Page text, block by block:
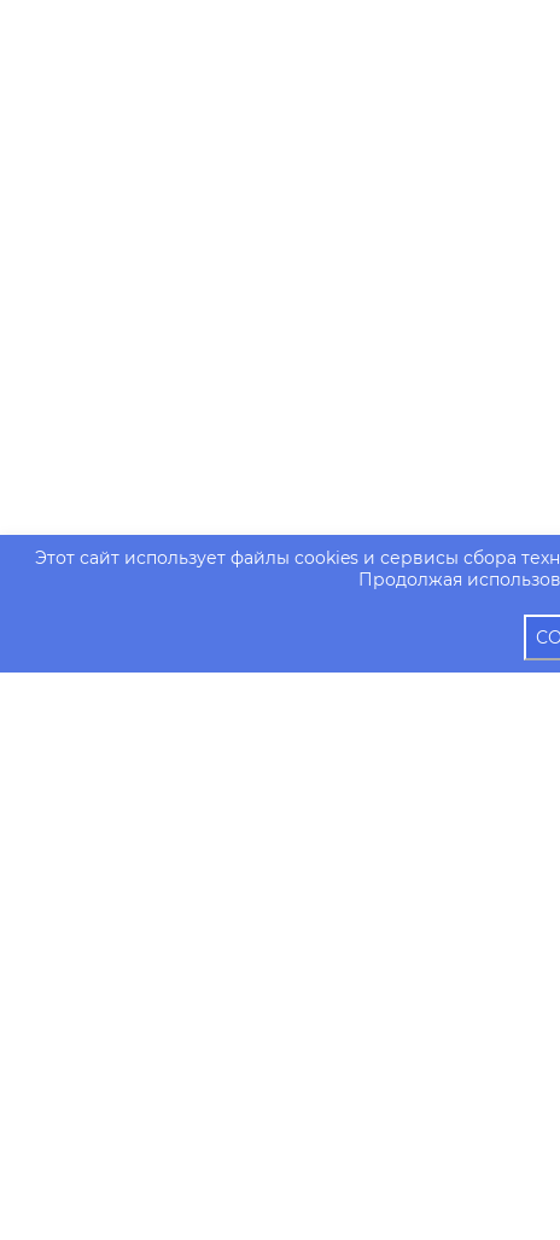
Этот сайт использует файлы cookies и сервисы сбора
Продолжая